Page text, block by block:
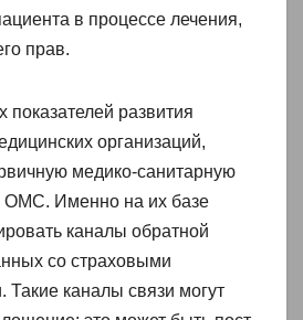
в процессе лечения,
прав.
развития
организаций,
медико-санитарную
ОМС. Именно на их базе
каналы обратной
со страховыми
Такие каналы связи могут